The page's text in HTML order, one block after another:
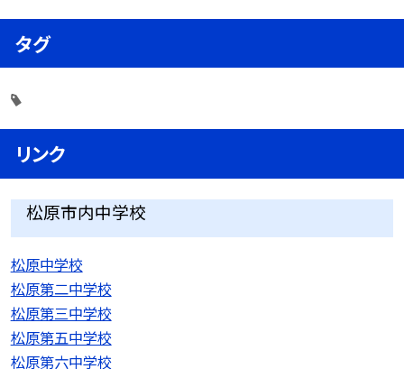
タグ
リンク
松原市内中学校
松原中学校
松原第二中学校
松原第三中学校
松原第五中学校
松原第六中学校